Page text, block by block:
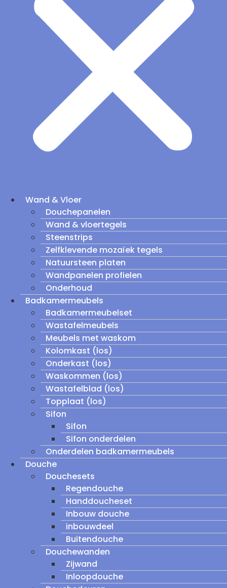
Wand & Vloer
Douchepanelen
Wand & vloertegels
Steenstrips
Zelfklevende mozaïek tegels
Natuursteen platen
Wandpanelen profielen
Onderhoud
Badkamermeubels
Badkamermeubelset
Wastafelmeubels
Meubels met waskom
Kolomkast (los)
Onderkast (los)
Waskommen (los)
Wastafelblad (los)
Topplaat (los)
Sifon
Sifon
Sifon onderdelen
Onderdelen badkamermeubels
Douche
Douchesets
Regendouche
Handdoucheset
Inbouw douche
inbouwdeel
Buitendouche
Douchewanden
Zijwand
Inloopdouche